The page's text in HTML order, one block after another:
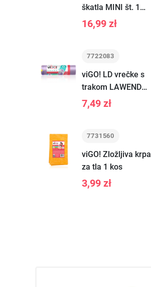
škatla MINI št. 1
2025
16,99 zł
7722083
viGO! LD vrečke s
trakom LAWENDA
35L 12 kosov.
7,49 zł
7731560
viGO! Zložljiva krpa
za tla 1 kos
3,99 zł